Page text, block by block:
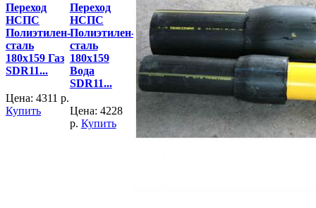
Переход
НСПС
Полиэтилен-
сталь
180х159 Газ
SDR11...
Цена: 4311 р.
Купить
Переход
НСПС
Полиэтилен-
сталь
180х159
Вода
SDR11...
Цена: 4228
р. Купить